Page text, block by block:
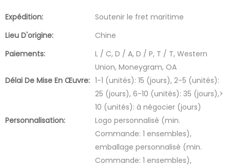
Expédition:
Soutenir le fret maritime
Lieu D'origine:
Chine
Paiements:
L / C, D / A, D / P, T / T, Western
Union, Moneygram, OA
Délai De Mise En Œuvre: 1-1 (unités): 15 (jours), 2-5 (unités):
25 (jours), 6-10 (unités): 35 (jours),>
10 (unités): à négocier (jours)
Personnalisation:
Logo personnalisé (min.
Commande: 1 ensembles),
emballage personnalisé (min.
Commande: 1 ensembles),